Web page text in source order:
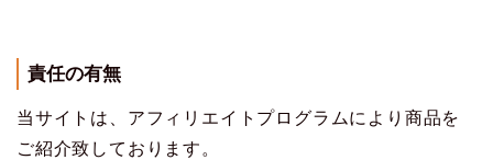
責任の有無
当サイトは、アフィリエイトプログラムにより商品を
ご紹介致しております。